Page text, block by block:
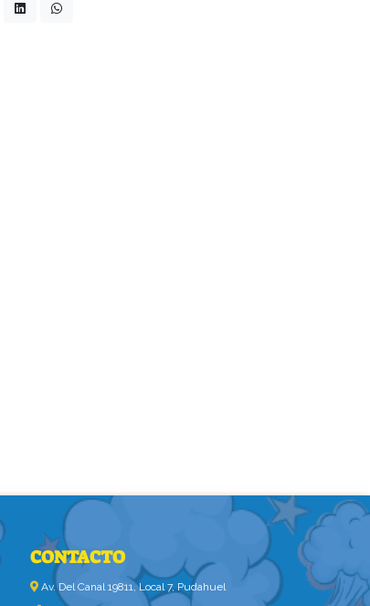
CONTACTO
Av. Del Canal 19811, Local 7, Pudahuel